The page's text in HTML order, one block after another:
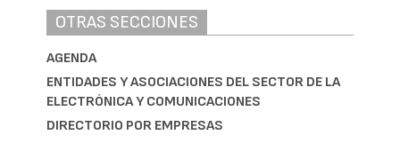
OTRAS SECCIONES
AGENDA
ENTIDADES Y ASOCIACIONES DEL SECTOR DE LA
ELECTRÓNICA Y COMUNICACIONES
DIRECTORIO POR EMPRESAS